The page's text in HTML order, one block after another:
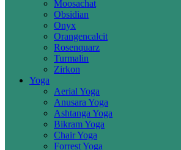
Moosachat
Obsidian
Onyx
Orangencalcit
Rosenquarz
Turmalin
Zirkon
Yoga
Aerial Yoga
Anusara Yoga
Ashtanga Yoga
Bikram Yoga
Chair Yoga
Forrest Yoga